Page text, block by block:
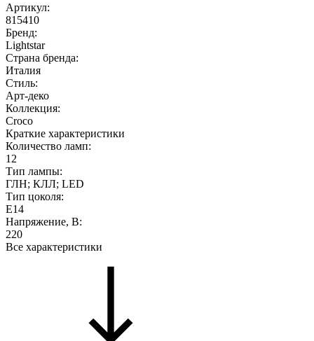
Артикул:
815410
Бренд:
Lightstar
Страна бренда:
Италия
Стиль:
Арт-деко
Коллекция:
Croco
Краткие характеристики
Количество ламп:
12
Тип лампы:
ГЛН; КЛЛ; LED
Тип цоколя:
E14
Напряжение, В:
220
Все характеристики